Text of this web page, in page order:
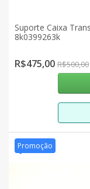
Suporte Caixa
8k0399263k
R$475,00 R$500,00
Promoção